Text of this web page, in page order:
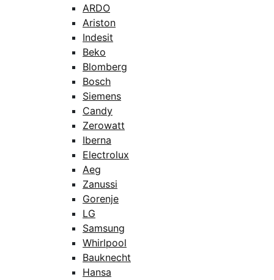
ARDO
Ariston
Indesit
Beko
Blomberg
Bosch
Siemens
Candy
Zerowatt
Iberna
Electrolux
Aeg
Zanussi
Gorenje
LG
Samsung
Whirlpool
Bauknecht
Hansa